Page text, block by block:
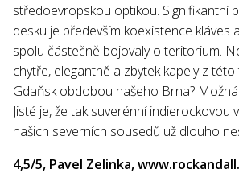
středoevropskou optikou. Signifikantní
desku je především koexistence kláves
spolu částečně bojovaly o teritorium.
chytře, elegantně a zbytek kapely z
Gdaňsk obdobou našeho Brna?
Jisté je, že tak suverénní indierockovou
našich severních sousedů už dlouho
4,5/5, Pavel Zelinka,